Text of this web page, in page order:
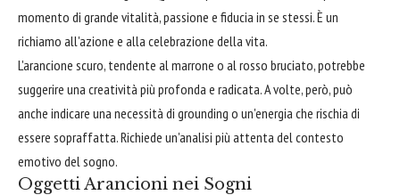
momento di grande vitalità, passione e fiducia in se stessi. È un
richiamo all'azione e alla celebrazione della vita.
L'arancione scuro, tendente al marrone o al rosso bruciato, potrebbe
suggerire una creatività più profonda e radicata. A volte, però, può
anche indicare una necessità di grounding o un'energia che rischia di
essere sopraffatta. Richiede un'analisi più attenta del contesto
emotivo del sogno.
Oggetti Arancioni nei Sogni